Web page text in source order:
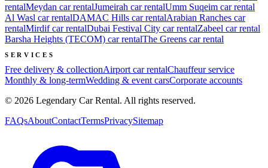
rentalMeydan car rentalJumeirah car rentalUmm Suqeim car rental
Al Wasl car rentalDAMAC Hills car rentalArabian Ranches car
rentalMirdifcar rentalDubai Festival City car rentalZabeel car rental
Barsha Heights (TECOM) car rentalThe Greens car rental
SERVICES
Free delivery & collectionAirport car rentalChauffeur service
Monthly & long-termWedding & event carsCorporate accounts
© 2026 Legendary Car Rental. All rights reserved.
FAQsAboutContactTermsPrivacySitemap